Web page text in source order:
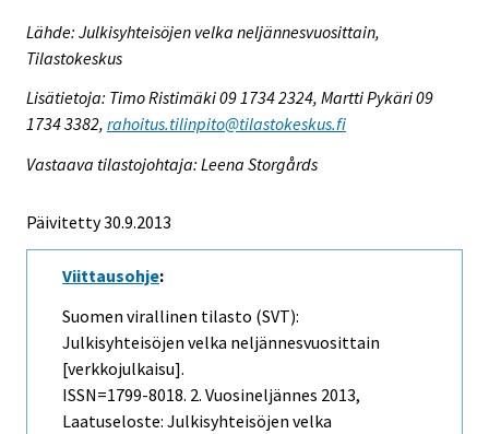
Lähde: Julkisyhteisöjen velka neljännesvuosittain,
Tilastokeskus
Lisätietoja: Timo Ristimäki 09 1734 2324, Martti Pykäri 09
1734 3382, rahoitus.tilinpito@tilastokeskus.fi
Vastaava tilastojohtaja: Leena Storgårds
Päivitetty 30.9.2013
Viittausohje:
Suomen virallinen tilasto (SVT):
Julkisyhteisöjen velka neljännesvuosittain
[verkkojulkaisu].
ISSN=1799-8018. 2. Vuosineljännes 2013,
Laatuseloste: Julkisyhteisöjen velka